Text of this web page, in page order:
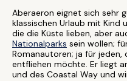
Aberaeron eignet sich sehr
klassischen Urlaub mit Kind
die die Küste lieben, aber
Nationalparks sein wollen;
Romanautoren; ja für jeden,
entfliehen möchte. Er liegt
und des Coastal Way und